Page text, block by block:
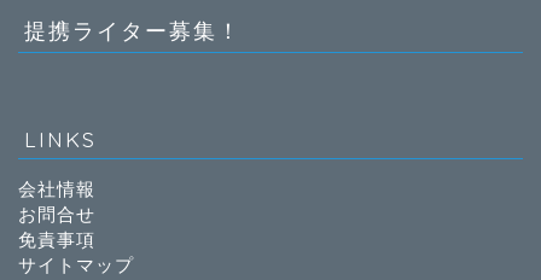
提携ライター募集！
LINKS
会社情報
お問合せ
免責事項
サイトマップ